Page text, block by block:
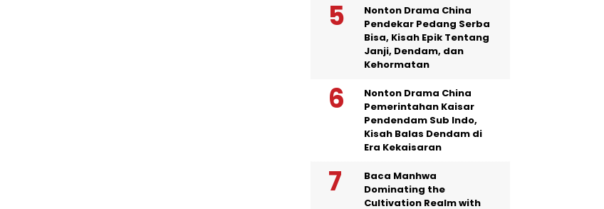
Nonton Drama China
Pendekar Pedang Serba
Bisa, Kisah Epik Tentang
Janji, Dendam, dan
Kehormatan
Nonton Drama China
Pemerintahan Kaisar
Pendendam Sub Indo,
Kisah Balas Dendam di
Era Kekaisaran
Baca Manhwa
Dominating the
Cultivation Realm with